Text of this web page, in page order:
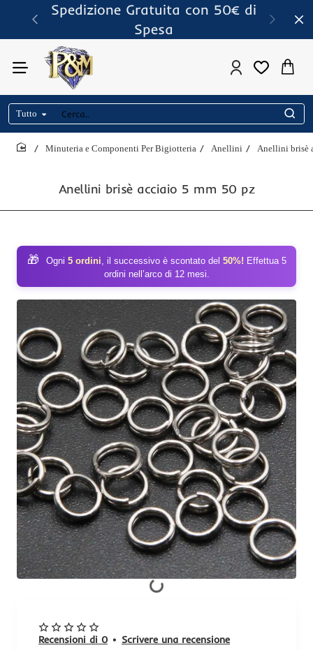
Spedizione Gratuita con 50€ di
Spesa
Tutto
Cerca..
Anellini brisè acciaio 5 mm 50 pz
Minuteria e Componenti Per Bigiotteria Anellini Anellini brisè
🎁 Ogni 5 ordini, il successivo è scontato del 50%! Effettua 5
ordini nell’arco di 12 mesi.
Recensioni di 0 • Scrivere una recensione